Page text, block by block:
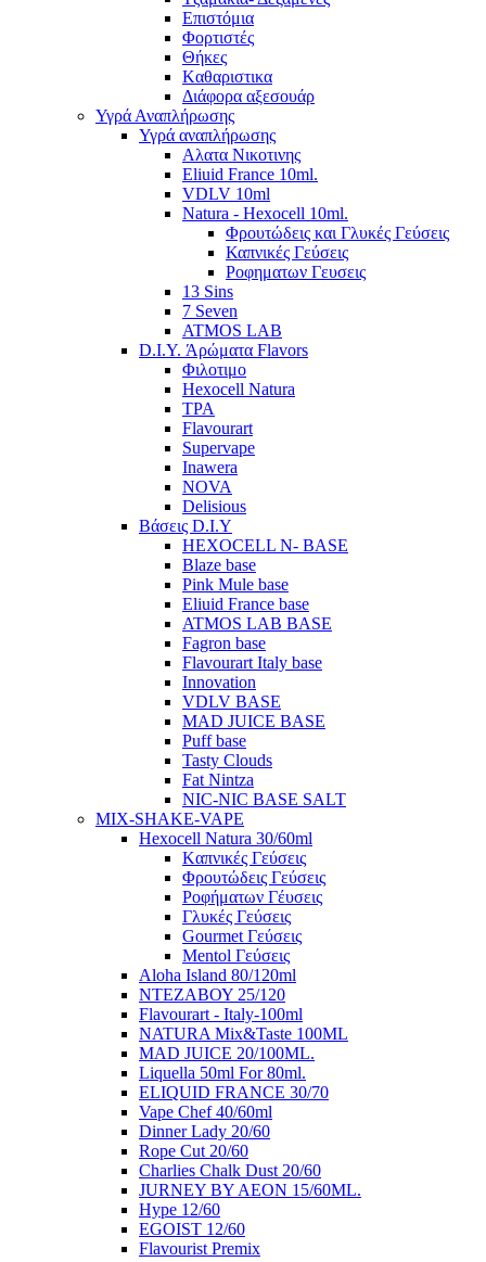
Επιστόμια
Φορτιστές
Θήκες
Kαθαριστικα
Διάφορα αξεσουάρ
Υγρά Αναπλήρωσης
Υγρά αναπλήρωσης
Aλατα Νικοτινης
Eliuid France 10ml.
VDLV 10ml
Natura - Hexocell 10ml.
Φρουτώδεις και Γλυκές Γεύσεις
Καπνικές Γεύσεις
Ροφηματων Γευσεις
13 Sins
7 Seven
ATMOS LAB
D.I.Y. Άρώματα Flavors
Φιλοτιμο
Hexocell Natura
TPA
Flavourart
Supervape
Inawera
ΝOVA
Delisious
Βάσεις D.I.Y
HEXOCELL N- BASE
Blaze base
Pink Mule base
Eliuid France base
ATMOS LAB BASE
Fagron base
Flavourart Italy base
Innovation
VDLV BASE
MAD JUICE BASE
Puff base
Tasty Clouds
Fat Nintza
NIC-NIC BASE SALT
MIX-SHAKE-VAPE
Hexocell Natura 30/60ml
Kαπνικές Γεύσεις
Φρουτώδεις Γεύσεις
Ροφήματων Γέυσεις
Γλυκές Γεύσεις
Gourmet Γεύσεις
Mentol Γεύσεις
Aloha Island 80/120ml
ΝΤΕΖΑΒΟΥ 25/120
Flavourart - Italy-100ml
NATURA Mix&Taste 100ML
MAD JUICE 20/100ML.
Liquella 50ml For 80ml.
ELIQUID FRANCE 30/70
Vape Chef 40/60ml
Dinner Lady 20/60
Rope Cut 20/60
Charlies Chalk Dust 20/60
JURNEY BY AEON 15/60ML.
Hype 12/60
EGOIST 12/60
Flavourist Premix